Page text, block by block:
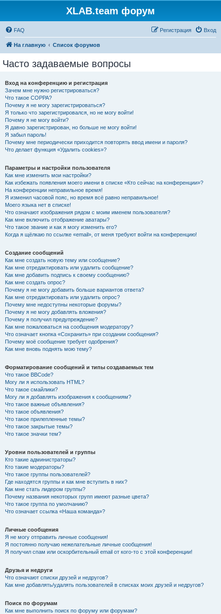
XLAB.team форум
FAQ Вход
Регистрация
На главную Список форумов
Часто задаваемые вопросы
Вход на конференцию и регистрация
Зачем мне нужно регистрироваться?
Что такое COPPA?
Почему я не могу зарегистрироваться?
Я только что зарегистрировался, но не могу войти!
Почему я не могу войти?
Я давно зарегистрирован, но больше не могу войти!
Я забыл пароль!
Почему мне периодически приходится повторять ввод имени и пароля?
Что делает функция «Удалить cookies»?
Параметры и настройки пользователя
Как мне изменить мои настройки?
Как избежать появления моего имени в списке «Кто сейчас на конференции»?
На конференции неправильное время!
Я изменил часовой пояс, но время всё равно неправильное!
Моего языка нет в списке!
Что означают изображения рядом с моим именем пользователя?
Как мне включить отображение аватары?
Что такое звание и как я могу изменить его?
Когда я щёлкаю по ссылке «email», от меня требуют войти на конференцию!
Создание сообщений
Как мне создать новую тему или сообщение?
Как мне отредактировать или удалить сообщение?
Как мне добавить подпись к своему сообщению?
Как мне создать опрос?
Почему я не могу добавить больше вариантов ответа?
Как мне отредактировать или удалить опрос?
Почему мне недоступны некоторые форумы?
Почему я не могу добавлять вложения?
Почему я получил предупреждение?
Как мне пожаловаться на сообщения модератору?
Что означает кнопка «Сохранить» при создании сообщения?
Почему моё сообщение требует одобрения?
Как мне вновь поднять мою тему?
Форматирование сообщений и типы создаваемых тем
Что такое BBCode?
Могу ли я использовать HTML?
Что такое смайлики?
Могу ли я добавлять изображения к сообщениям?
Что такое важные объявления?
Что такое объявления?
Что такое прилепленные темы?
Что такое закрытые темы?
Что такое значки тем?
Уровни пользователей и группы
Кто такие администраторы?
Кто такие модераторы?
Что такое группы пользователей?
Где находятся группы и как мне вступить в них?
Как мне стать лидером группы?
Почему названия некоторых групп имеют разные цвета?
Что такое группа по умолчанию?
Что означает ссылка «Наша команда»?
Личные сообщения
Я не могу отправить личные сообщения!
Я постоянно получаю нежелательные личные сообщения!
Я получил спам или оскорбительный email от кого-то с этой конференции!
Друзья и недруги
Что означают списки друзей и недругов?
Как мне добавлять/удалять пользователей в списках моих друзей и недругов?
Поиск по форумам
Как мне выполнить поиск по форуму или форумам?